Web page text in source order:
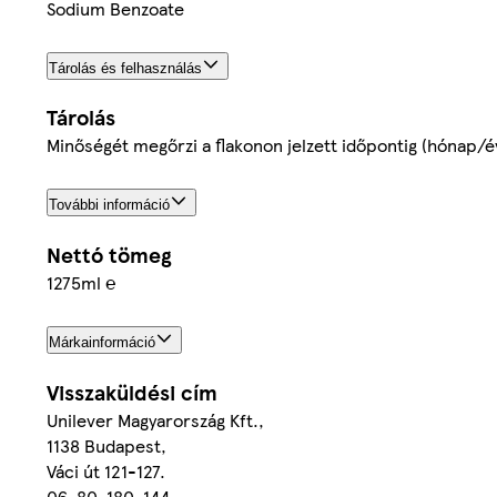
Sodium Benzoate
Tárolás és felhasználás
Tárolás
Minőségét megőrzi a flakonon jelzett időpontig (hónap/
További információ
Nettó tömeg
1275ml ℮
Márkainformáció
Visszaküldési cím
Unilever Magyarország Kft.,
1138 Budapest,
Váci út 121-127.